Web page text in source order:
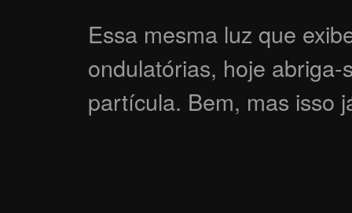
Essa mesma luz que
ondulatórias, hoje
partícula. Bem, mas isso